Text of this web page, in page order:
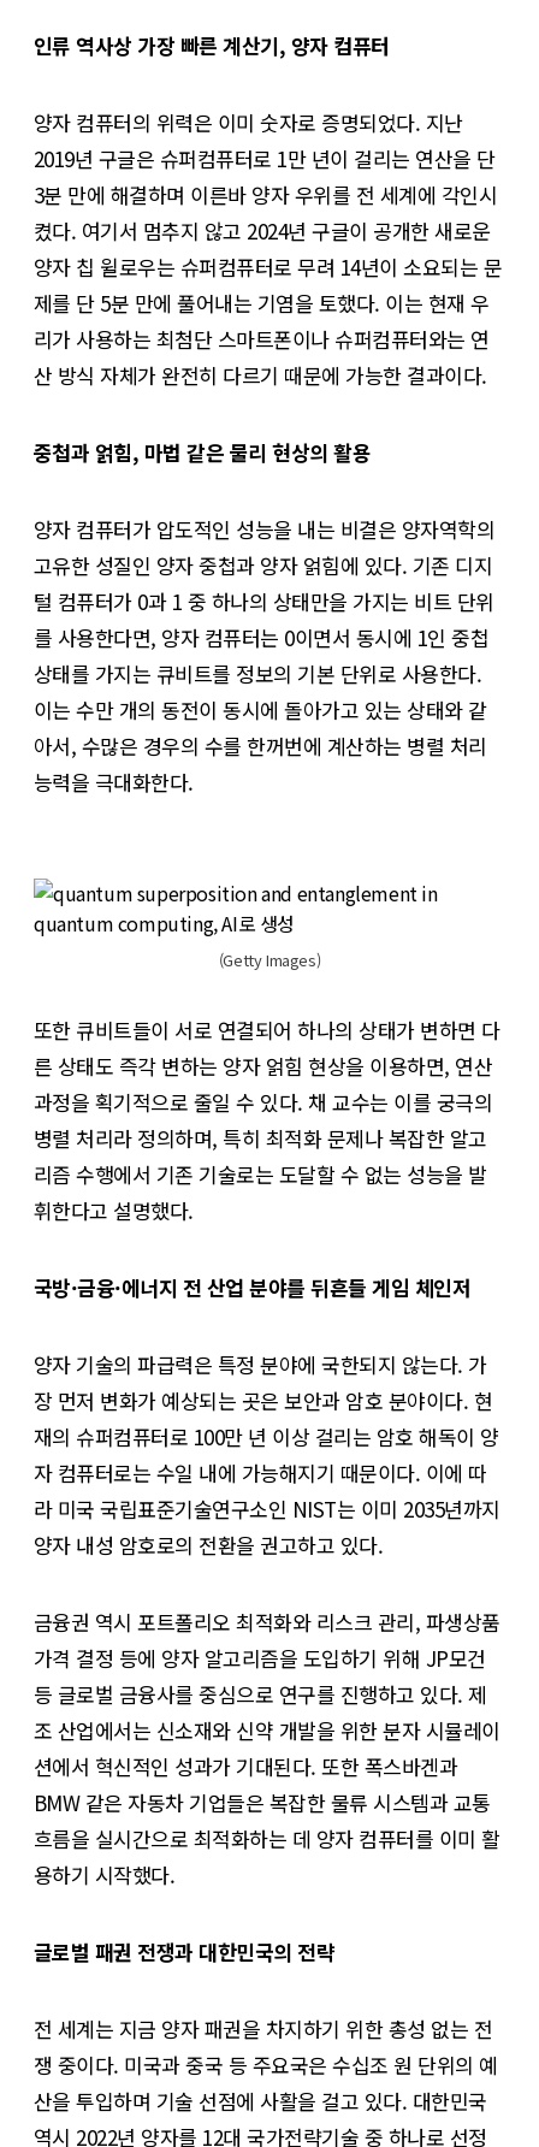
인류 역사상 가장 빠른 계산기, 양자 컴퓨터
양자 컴퓨터의 위력은 이미 숫자로 증명되었다. 지난
2019년 구글은 슈퍼컴퓨터로 1만 년이 걸리는 연산을 단
3분 만에 해결하며 이른바 양자 우위를 전 세계에 각인시
켰다. 여기서 멈추지 않고 2024년 구글이 공개한 새로운
양자 칩 윌로우는 슈퍼컴퓨터로 무려 14년이 소요되는 문
제를 단 5분 만에 풀어내는 기염을 토했다. 이는 현재 우
리가 사용하는 최첨단 스마트폰이나 슈퍼컴퓨터와는 연
산 방식 자체가 완전히 다르기 때문에 가능한 결과이다.
중첩과 얽힘, 마법 같은 물리 현상의 활용
양자 컴퓨터가 압도적인 성능을 내는 비결은 양자역학의
고유한 성질인 양자 중첩과 양자 얽힘에 있다. 기존 디지
털 컴퓨터가 0과 1 중 하나의 상태만을 가지는 비트 단위
를 사용한다면, 양자 컴퓨터는 0이면서 동시에 1인 중첩
상태를 가지는 큐비트를 정보의 기본 단위로 사용한다.
이는 수만 개의 동전이 동시에 돌아가고 있는 상태와 같
아서, 수많은 경우의 수를 한꺼번에 계산하는 병렬 처리
능력을 극대화한다.
(Getty Images)
또한 큐비트들이 서로 연결되어 하나의 상태가 변하면 다
른 상태도 즉각 변하는 양자 얽힘 현상을 이용하면, 연산
과정을 획기적으로 줄일 수 있다. 채 교수는 이를 궁극의
병렬 처리라 정의하며, 특히 최적화 문제나 복잡한 알고
리즘 수행에서 기존 기술로는 도달할 수 없는 성능을 발
휘한다고 설명했다.
국방·금융·에너지 전 산업 분야를 뒤흔들 게임 체인저
양자 기술의 파급력은 특정 분야에 국한되지 않는다. 가
장 먼저 변화가 예상되는 곳은 보안과 암호 분야이다. 현
재의 슈퍼컴퓨터로 100만 년 이상 걸리는 암호 해독이 양
자 컴퓨터로는 수일 내에 가능해지기 때문이다. 이에 따
라 미국 국립표준기술연구소인 NIST는 이미 2035년까지
양자 내성 암호로의 전환을 권고하고 있다.
금융권 역시 포트폴리오 최적화와 리스크 관리, 파생상품
가격 결정 등에 양자 알고리즘을 도입하기 위해 JP모건
등 글로벌 금융사를 중심으로 연구를 진행하고 있다. 제
조 산업에서는 신소재와 신약 개발을 위한 분자 시뮬레이
션에서 혁신적인 성과가 기대된다. 또한 폭스바겐과
BMW 같은 자동차 기업들은 복잡한 물류 시스템과 교통
흐름을 실시간으로 최적화하는 데 양자 컴퓨터를 이미 활
용하기 시작했다.
글로벌 패권 전쟁과 대한민국의 전략
전 세계는 지금 양자 패권을 차지하기 위한 총성 없는 전
쟁 중이다. 미국과 중국 등 주요국은 수십조 원 단위의 예
산을 투입하며 기술 선점에 사활을 걸고 있다. 대한민국
역시 2022년 양자를 12대 국가전략기술 중 하나로 선정